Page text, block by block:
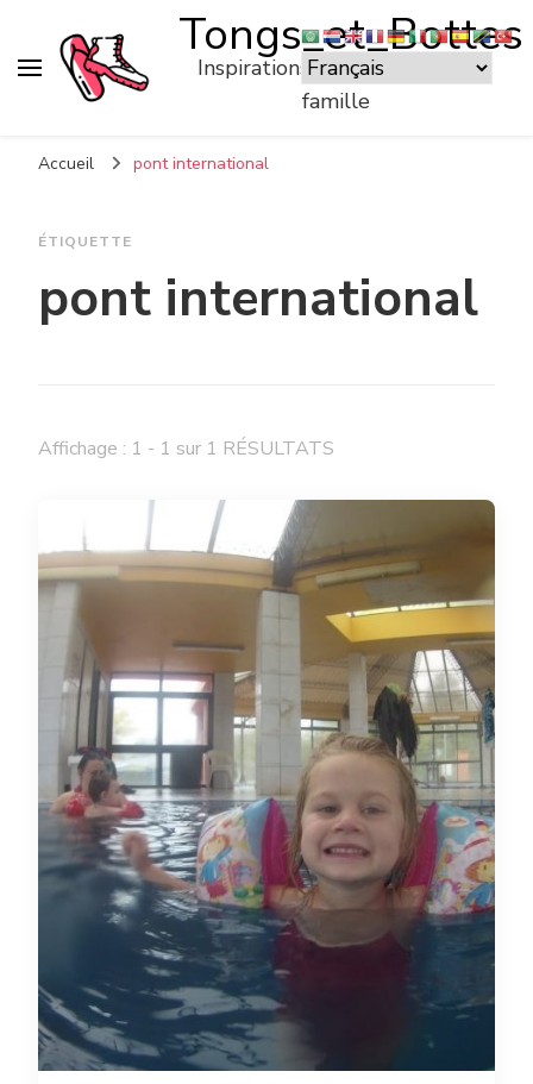
Tongs_et_Bottes
Inspirations pour voyager en
famille
Accueil pont international
ÉTIQUETTE
pont international
Affichage : 1 - 1 sur 1 RÉSULTATS